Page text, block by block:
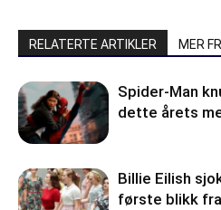
RELATERTE ARTIKLER MER
Spider-Man
dette årets
Billie Eilish
første blikk